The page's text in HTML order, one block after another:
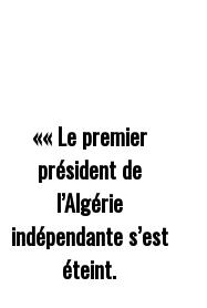
«« Le premier
président de
l’Algérie
indépendante s’est
éteint.